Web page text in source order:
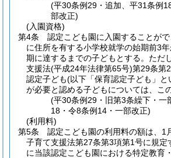
(平30条例29・追加、平31条例
部改正)
(入園資格)
第4条
認定こども園に入園することが
に住所を有する小学校就学の始期前3
期に達するまでの子どもとする。 ただ
支援法(平成24年法律第65号)第29条第
認定子ども(以下「保育認定子ども」と
が必要と認める子どもについては、こ
(平30条例29・旧第3条繰下・一
18・令8条例14・一部改正)
(利用料)
第5条
認定こども園の利用料の額は、1
子育て支援法第27条第3項第1号に規定
に当該認定こども園における特定教育